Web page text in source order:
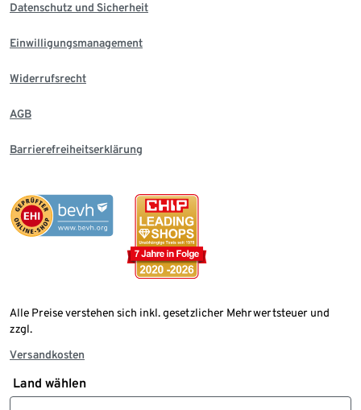
Datenschutz und Sicherheit
Einwilligungsmanagement
Widerrufsrecht
AGB
Barrierefreiheitserklärung
Alle Preise verstehen sich inkl. gesetzlicher Mehrwertsteuer und
zzgl.
Versandkosten
Land wählen